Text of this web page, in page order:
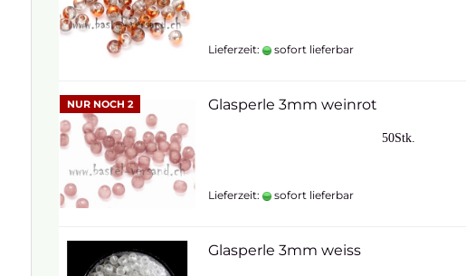
Lieferzeit: sofort lieferbar
NUR NOCH 2 Glasperle 3mm weinrot
50Stk.
Lieferzeit: sofort lieferbar
Glasperle 3mm weiss